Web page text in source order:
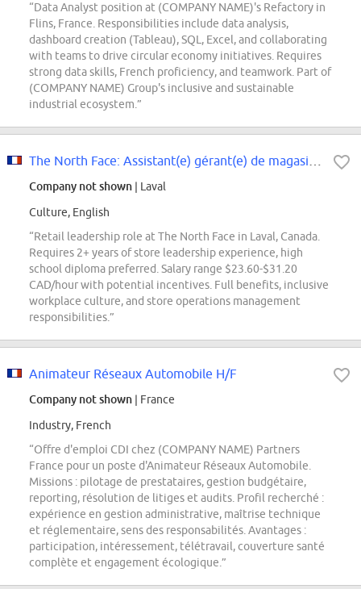
“Data Analyst position at (COMPANY NAME)'s Refactory in
Flins, France. Responsibilities include data analysis,
dashboard creation (Tableau), SQL, Excel, and collaborating
with teams to drive circular economy initiatives. Requires
strong data skills, French proficiency, and teamwork. Part of
(COMPANY NAME) Group's inclusive and sustainable
industrial ecosystem.”
Company not shown | Laval
Culture, English
“Retail leadership role at The North Face in Laval, Canada.
Requires 2+ years of store leadership experience, high
school diploma preferred. Salary range $23.60-$31.20
CAD/hour with potential incentives. Full benefits, inclusive
workplace culture, and store operations management
responsibilities.”
Animateur Réseaux Automobile H/F
Company not shown | France
Industry, French
“Offre d'emploi CDI chez (COMPANY NAME) Partners
France pour un poste d'Animateur Réseaux Automobile.
Missions : pilotage de prestataires, gestion budgétaire,
reporting, résolution de litiges et audits. Profil recherché :
expérience en gestion administrative, maîtrise technique
et réglementaire, sens des responsabilités. Avantages :
participation, intéressement, télétravail, couverture santé
complète et engagement écologique.”